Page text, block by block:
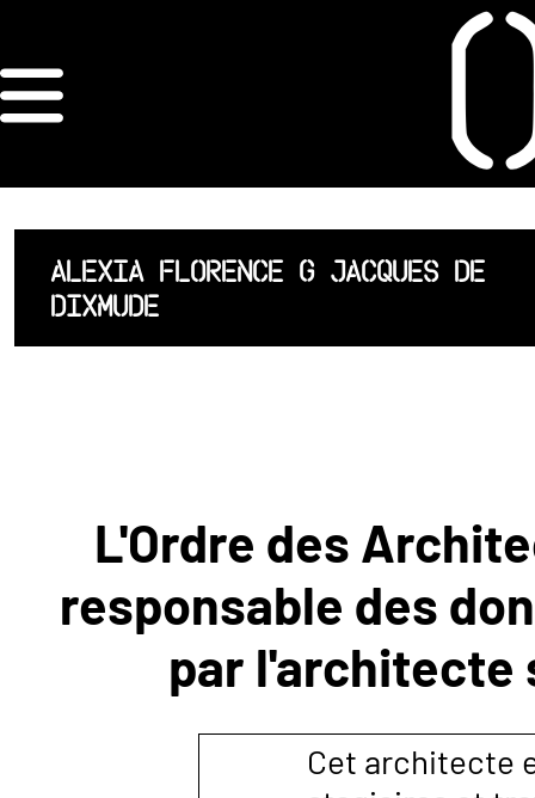
ORDRE DES
ARCHITECTES
ACCUEIL
LISTE DES
NOUS
CONTACTER
ALEXIA FLORENCE G JACQUES DE
DIXMUDE
L'Ordre des
responsable des
par l'architecte
Cet architecte